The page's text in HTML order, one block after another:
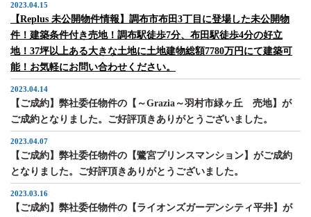
2023.04.15
【Replus 未公開物件情報】調布市布田3丁目に登場した未公開物
件！建築条件付き売地！調布駅徒歩7分、布田駅徒歩4分の好立
地！37坪以上ある大きな土地に土地建物総額7780万円にて建築可
能！お気軽にお問い合わせください。
2023.04.14
【ご成約】弊社委任物件の【～Grazia～羽村市緑ヶ丘 売地】が
ご成約となりました。ご好評頂きありがとうございました。
2023.04.07
【ご成約】弊社委任物件の【鷺宮プリンスマンション】がご成約
となりました。ご好評頂きありがとうございました。
2023.03.16
【ご成約】弊社委任物件の【ライオンズガーデンシティ平井】が